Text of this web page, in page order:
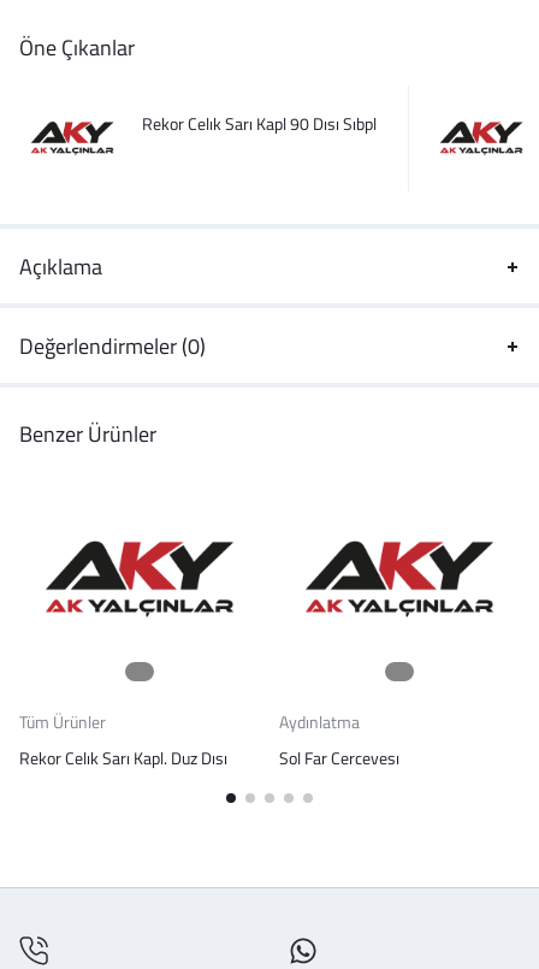
Öne Çıkanlar
Rekor Celık Sarı Kapl 90 Dısı Sıbpl
Açıklama
Değerlendirmeler (0)
Benzer Ürünler
Tüm Ürünler
Rekor Celık Sarı Kapl. Duz Dısı
Aydınlatma
Sol Far Cercevesı